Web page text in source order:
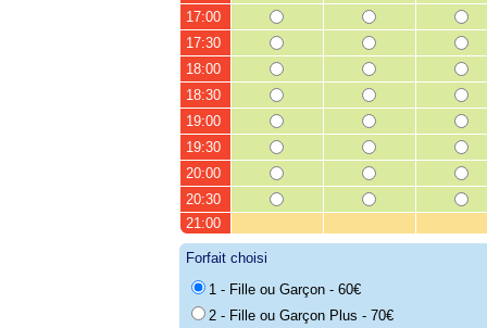
17:00
17:30
18:00
18:30
19:00
19:30
20:00
20:30
21:00
Forfait choisi
1 - Fille ou Garçon - 60€
2 - Fille ou Garçon Plus - 70€